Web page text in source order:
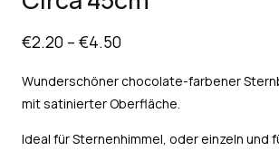
€2.20 – €4.50
Wunderschöner chocolate-farbener
mit satinierter Oberfläche.
Ideal für Sternenhimmel, oder einzeln und